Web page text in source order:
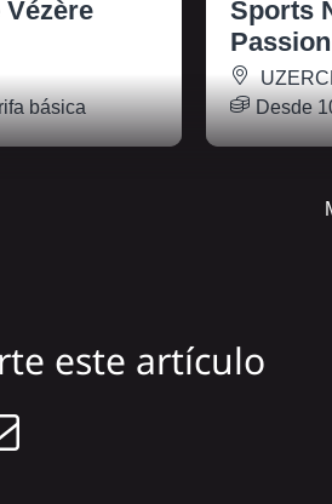
básica
Sports
Passion
Desde
este artículo